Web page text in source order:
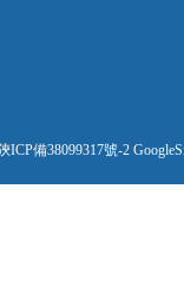
ICP備38099317號-2